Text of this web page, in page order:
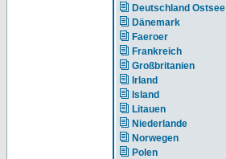
Deutschland Ostsee
Dänemark
Faeroer
Frankreich
Großbritanien
Irland
Island
Litauen
Niederlande
Norwegen
Polen